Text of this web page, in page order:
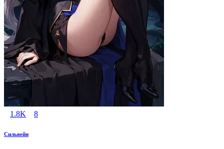
1.8K 8
Сильвейн